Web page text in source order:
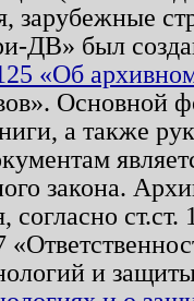
зарубежные
ДВ» был
«Об
Основной
а также
закона.
согласно
и